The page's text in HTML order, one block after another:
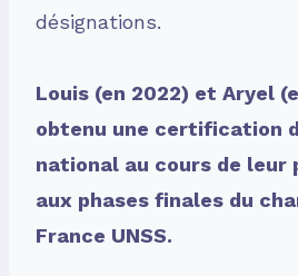
désignations.
Louis (en 2022) et Aryel
obtenu une certification
national au cours de leur
aux phases finales du
France UNSS.